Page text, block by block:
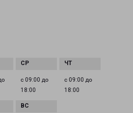
с 09:00 до
18:00
с 09:00 до
18:00